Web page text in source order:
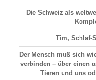
Die Schweiz als
Tim, Schlaf-
Der Mensch muß sich
verbinden – über einen
Tieren und uns